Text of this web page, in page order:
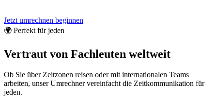
Jetzt umrechnen beginnen
🌍 Perfekt für jeden
Vertraut von Fachleuten weltweit
Ob Sie über Zeitzonen reisen oder mit internationalen Teams
arbeiten, unser Umrechner vereinfacht die Zeitkommunikation für
jeden.